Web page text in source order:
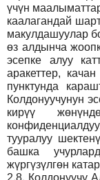
үчүн
каалагандай
макулдашуулар
өз алдынча
эсепке алуу
аракеттер,
пунктунда
Колдонуучунун
кирүү
тууралуу
башка
жүргүзүлгөн
2.8. Колдонуучу